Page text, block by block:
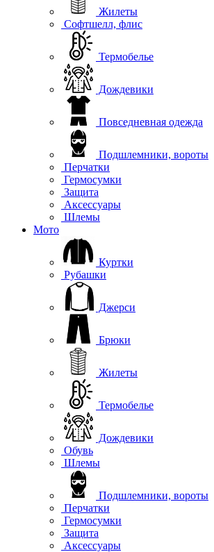
Жилеты
Софтшелл, флис
Термобелье
Дождевики
Повседневная одежда
Подшлемники, вороты
Перчатки
Гермосумки
Защита
Аксессуары
Шлемы
Мото
Куртки
Рубашки
Джерси
Брюки
Жилеты
Термобелье
Дождевики
Обувь
Шлемы
Подшлемники, вороты
Перчатки
Гермосумки
Защита
Аксессуары